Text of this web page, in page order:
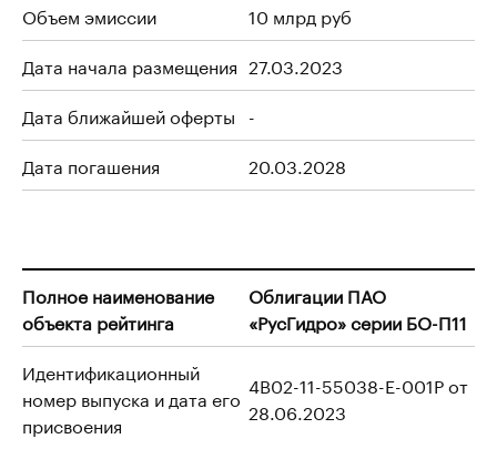
Объем эмиссии
10 млрд руб
Дата начала размещения 27.03.2023
Дата ближайшей оферты -
Дата погашения
20.03.2028
Полное наименование
объекта рейтинга
Облигации ПАО
«РусГидро» серии БО-П11
Идентификационный
номер выпуска и дата его
присвоения
4B02-11-55038-E-001P от
28.06.2023